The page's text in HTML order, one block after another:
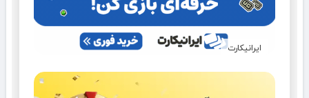
ایرانیکارت